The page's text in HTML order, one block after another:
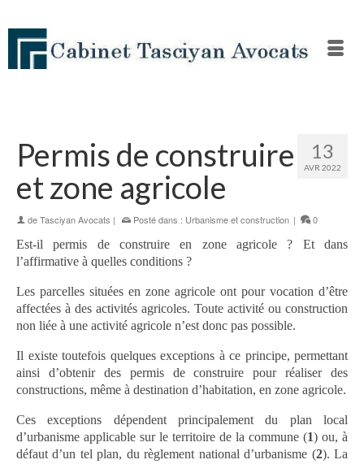
13
AVR 2022
Permis de construire
et zone agricole
deTasciyan Avocats | Posté dans : Urbanisme et construction | 0
Est-il permis de construire en zone agricole ? Et dans
l’affirmative à quelles conditions ?
Les parcelles situées en zone agricole ont pour vocation d’être
affectées à des activités agricoles. Toute activité ou construction
non liée à une activité agricole n’est donc pas possible.
Il existe toutefois quelques exceptions à ce principe, permettant
ainsi d’obtenir des permis de construire pour réaliser des
constructions, même à destination d’habitation, en zone agricole.
Ces exceptions dépendent principalement du plan local
d’urbanisme applicable sur le territoire de la commune (1) ou, à
défaut d’un tel plan, du règlement national d’urbanisme (2). La